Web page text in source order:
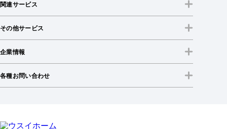
関連サービス
その他サービス
企業情報
各種お問い合わせ